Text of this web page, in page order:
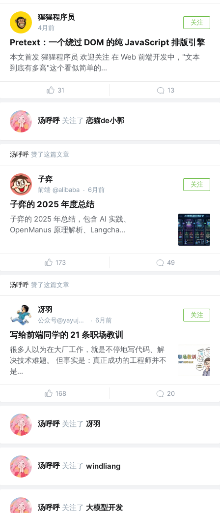
猩猩程序员
4月前
关注
Pretext：一个绕过 DOM 的纯 JavaScript 排版引擎
本文首发 猩猩程序员 欢迎关注 在 Web 前端开发中，"文本
到底有多高"这个看似简单的...
31 13
汤呼呼 关注了 恋猫de小郭
汤呼呼 赞了这篇文章
子弈
前端 @alibaba · 6月前
关注
子弈的 2025 年度总结
子弈的 2025 年总结，包含 AI 实践、
OpenManus 原理解析、Langcha...
173 49
汤呼呼 赞了这篇文章
冴羽
公众号@yayujs @🏅掘金签约作者 · 6月前
关注
写给前端同学的 21 条职场教训
很多人以为在大厂工作，就是不停地写代码、解
决技术难题。 但事实是：真正成功的工程师并不
是...
168 20
汤呼呼 关注了 冴羽
汤呼呼 关注了 windliang
汤呼呼 关注了 大模型开发